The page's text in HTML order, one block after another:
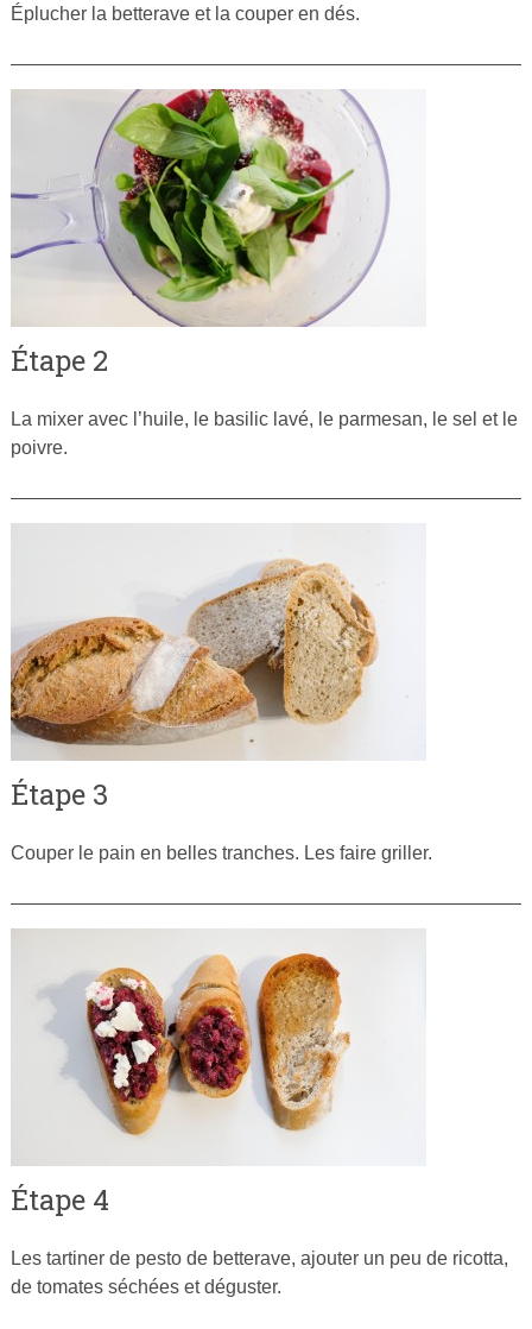
Éplucher la betterave et la couper en dés.
Étape 2
La mixer avec l’huile, le basilic lavé, le parmesan, le sel et le
poivre.
Étape 3
Couper le pain en belles tranches. Les faire griller.
Étape 4
Les tartiner de pesto de betterave, ajouter un peu de ricotta,
de tomates séchées et déguster.